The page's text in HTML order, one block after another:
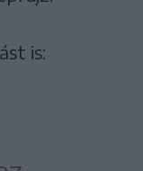
is: